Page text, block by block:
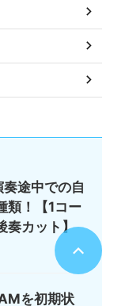
奏途中での自
類！【1コー
奏カット】
を初期状